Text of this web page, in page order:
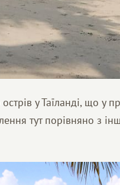
у Таїланді, що у
тут порівняно з